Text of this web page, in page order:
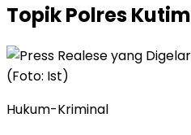
TopikPolres Kutim
Hukum-Kriminal